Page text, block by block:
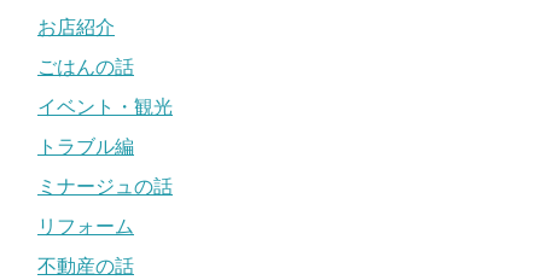
お店紹介
ごはんの話
イベント・観光
トラブル編
ミナージュの話
リフォーム
不動産の話